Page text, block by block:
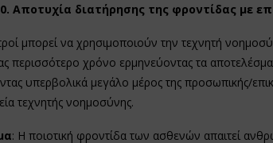
Αποτυχία διατήρησης της φροντίδας με
μπορεί να χρησιμοποιούν την τεχνητή
χρόνο ερμηνεύοντας τα
υπερβολικά μεγάλο μέρος της προσωπικής/
τεχνητής νοημοσύνης.
: Η ποιοτική φροντίδα των ασθενών απαιτεί